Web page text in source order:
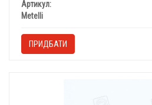
Артикул:
Metelli
ПРИДБАТИ